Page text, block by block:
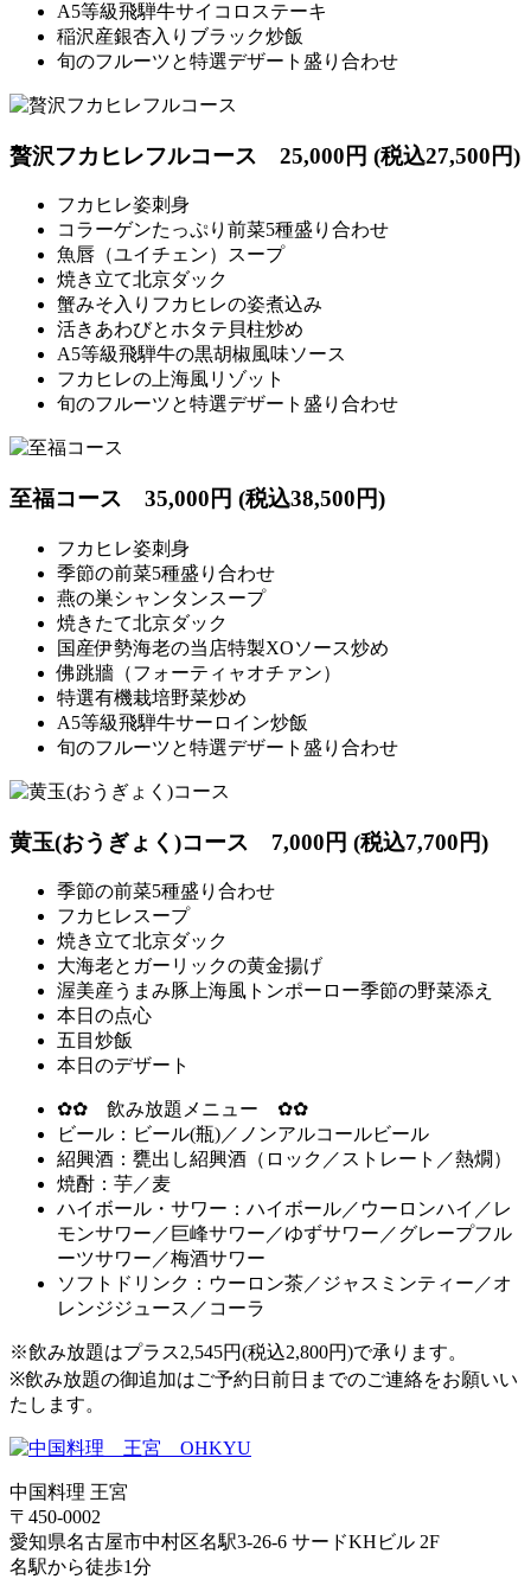
A5等級飛騨牛サイコロステーキ
稲沢産銀杏入りブラック炒飯
旬のフルーツと特選デザート盛り合わせ
贅沢フカヒレフルコース 25,000円 (税込27,500円)
フカヒレ姿刺身
コラーゲンたっぷり前菜5種盛り合わせ
魚唇（ユイチェン）スープ
焼き立て北京ダック
蟹みそ入りフカヒレの姿煮込み
活きあわびとホタテ貝柱炒め
A5等級飛騨牛の黒胡椒風味ソース
フカヒレの上海風リゾット
旬のフルーツと特選デザート盛り合わせ
至福コース 35,000円 (税込38,500円)
フカヒレ姿刺身
季節の前菜5種盛り合わせ
燕の巣シャンタンスープ
焼きたて北京ダック
国産伊勢海老の当店特製XOソース炒め
佛跳牆（フォーティャオチァン）
特選有機栽培野菜炒め
A5等級飛騨牛サーロイン炒飯
旬のフルーツと特選デザート盛り合わせ
黄玉(おうぎょく)コース 7,000円 (税込7,700円)
季節の前菜5種盛り合わせ
フカヒレスープ
焼き立て北京ダック
大海老とガーリックの黄金揚げ
渥美産うまみ豚上海風トンポーロー季節の野菜添え
本日の点心
五目炒飯
本日のデザート
✿✿ 飲み放題メニュー ✿✿
ビール：ビール(瓶)／ノンアルコールビール
紹興酒：甕出し紹興酒（ロック／ストレート／熱燗）
焼酎：芋／麦
ハイボール・サワー：ハイボール／ウーロンハイ／レ
モンサワー／巨峰サワー／ゆずサワー／グレープフル
ーツサワー／梅酒サワー
ソフトドリンク：ウーロン茶／ジャスミンティー／オ
レンジジュース／コーラ
※飲み放題はプラス2,545円(税込2,800円)で承ります。
※飲み放題の御追加はご予約日前日までのご連絡をお願いい
たします。
中国料理 王宮
〒450-0002
愛知県名古屋市中村区名駅3-26-6 サードKHビル 2F
名駅から徒歩1分